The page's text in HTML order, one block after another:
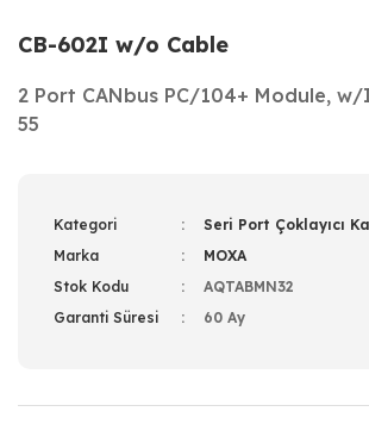
CB-602I w/o Cable
2 Port CANbus PC/104+ Module,
55
Kategori
Seri Port Çoklayıcı
Marka
MOXA
Stok Kodu
AQTABMN32
Garanti Süresi
60 Ay